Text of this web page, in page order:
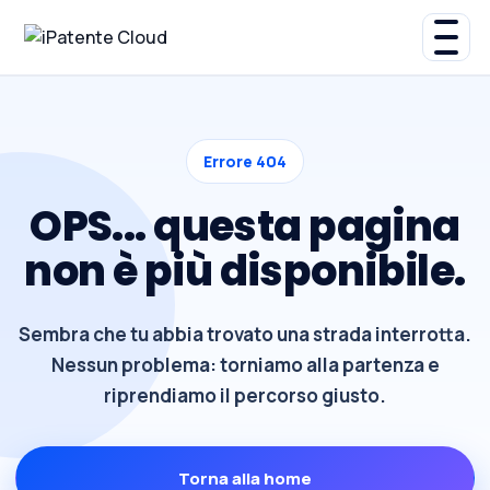
Errore 404
OPS... questa pagina
non è più disponibile.
Sembra che tu abbia trovato una strada interrotta.
Nessun problema: torniamo alla partenza e
riprendiamo il percorso giusto.
Torna alla home